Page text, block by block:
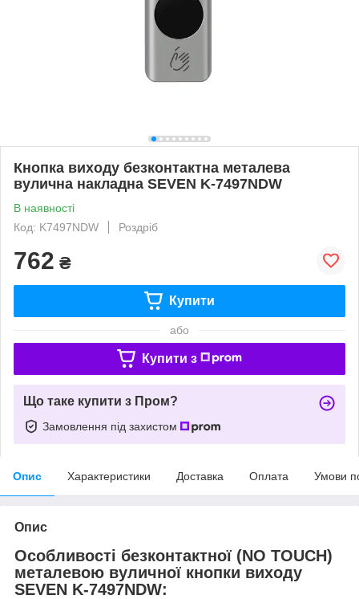
Кнопка виходу безконтактна металева
вулична накладна SEVEN K-7497NDW
В наявності
Код: K7497NDW
Роздріб
762 ₴
Купити
або
Купити з
Що таке купити з Пром?
Замовлення під захистом
Опис Характеристики Доставка Оплата Умови
Опис
Особливості безконтактної (NO TOUCH)
металевою вуличної кнопки виходу
SEVEN K-7497NDW: